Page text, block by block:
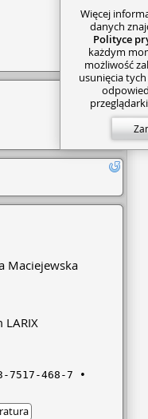
Maciejewska
LARIX
7517-468-7
Więcej
danych
Polityce
każdym
możliwość
usunięcia